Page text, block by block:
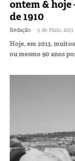
ontem &
de 1910
Redação - 5 de Maio, 2013
Hoje, em 2013,
ou mesmo 90 anos